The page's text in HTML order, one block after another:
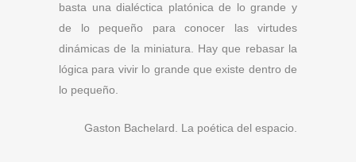
basta una dialéctica platónica de lo grande y
de lo pequeño para conocer las virtudes
dinámicas de la miniatura. Hay que rebasar la
lógica para vivir lo grande que existe dentro de
lo pequeño.
Gaston Bachelard. La poética del espacio.